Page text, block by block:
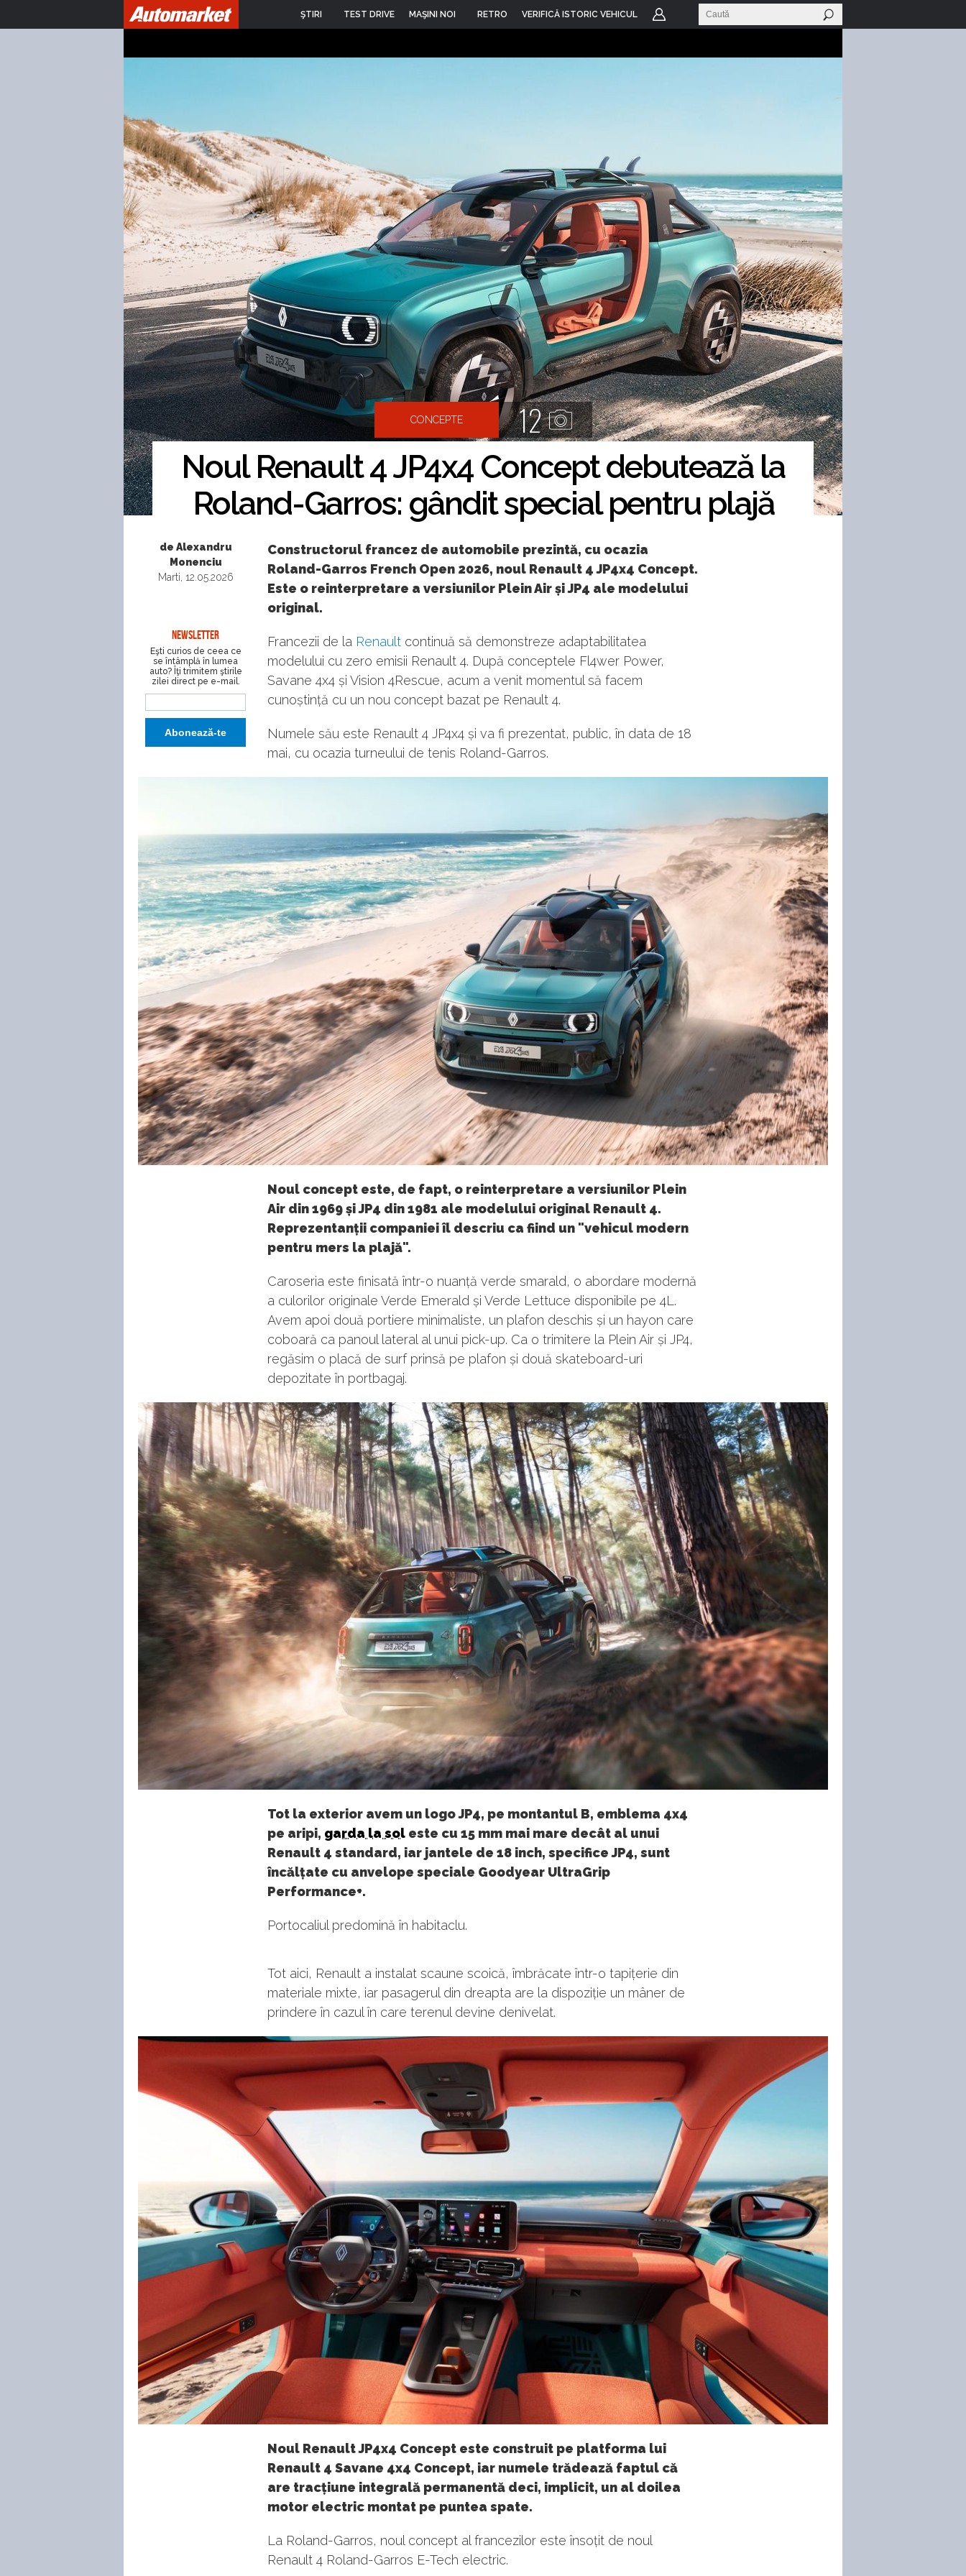
ŞTIRI TEST DRIVE MAŞINI NOI RETRO VERIFICĂ ISTORIC VEHICUL
CONCEPTE 12
Noul Renault 4 JP4x4 Concept debutează la
Roland-Garros: gândit special pentru plajă
de Alexandru
Monenciu
Marti, 12.05.2026
NEWSLETTER
Eşti curios de ceea ce
se întâmplă în lumea
auto? Îţi trimitem ştirile
zilei direct pe e-mail.
Constructorul francez de automobile prezintă, cu ocazia
Roland-Garros French Open 2026, noul Renault 4 JP4x4 Concept.
Este o reinterpretare a versiunilor Plein Air și JP4 ale modelului
original.
Francezii de la Renault continuă să demonstreze adaptabilitatea
modelului cu zero emisii Renault 4. După conceptele Fl4wer Power,
Savane 4x4 și Vision 4Rescue, acum a venit momentul să facem
cunoștință cu un nou concept bazat pe Renault 4.
Numele său este Renault 4 JP4x4 și va fi prezentat, public, în data de 18
mai, cu ocazia turneului de tenis Roland-Garros.
Noul concept este, de fapt, o reinterpretare a versiunilor Plein
Air din 1969 și JP4 din 1981 ale modelului original Renault 4.
Reprezentanții companiei îl descriu ca fiind un "vehicul modern
pentru mers la plajă".
Caroseria este finisată într-o nuanță verde smarald, o abordare modernă
a culorilor originale Verde Emerald și Verde Lettuce disponibile pe 4L.
Avem apoi două portiere minimaliste, un plafon deschis și un hayon care
coboară ca panoul lateral al unui pick-up. Ca o trimitere la Plein Air și JP4,
regăsim o placă de surf prinsă pe plafon și două skateboard-uri
depozitate în portbagaj.
Tot la exterior avem un logo JP4, pe montantul B, emblema 4x4
pe aripi, garda la sol este cu 15 mm mai mare decât al unui
Renault 4 standard, iar jantele de 18 inch, specifice JP4, sunt
încălțate cu anvelope speciale Goodyear UltraGrip
Performance+.
Portocaliul predomină în habitaclu.
Tot aici, Renault a instalat scaune scoică, îmbrăcate într-o tapițerie din
materiale mixte, iar pasagerul din dreapta are la dispoziție un mâner de
prindere în cazul în care terenul devine denivelat.
Noul Renault JP4x4 Concept este construit pe platforma lui
Renault 4 Savane 4x4 Concept, iar numele trădează faptul că
are tracțiune integrală permanentă deci, implicit, un al doilea
motor electric montat pe puntea spate.
La Roland-Garros, noul concept al francezilor este însoțit de noul
Renault 4 Roland-Garros E-Tech electric.